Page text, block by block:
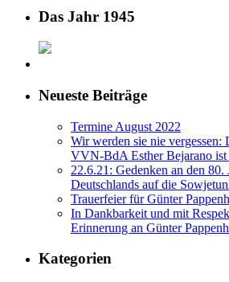
Das Jahr 1945
Neueste Beiträge
Termine August 2022
Wir werden sie nie vergessen:
VVN-BdA Esther Bejarano ist
22.6.21: Gedenken an den 80.
Deutschlands auf die
Trauerfeier für Günter
In Dankbarkeit und mit
Erinnerung an Günter
Kategorien